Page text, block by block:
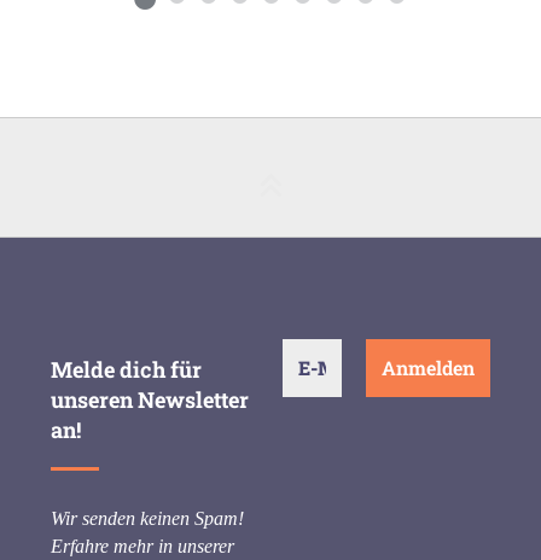
Melde dich für
unseren Newsletter
an!
Wir senden keinen Spam!
Erfahre mehr in unserer